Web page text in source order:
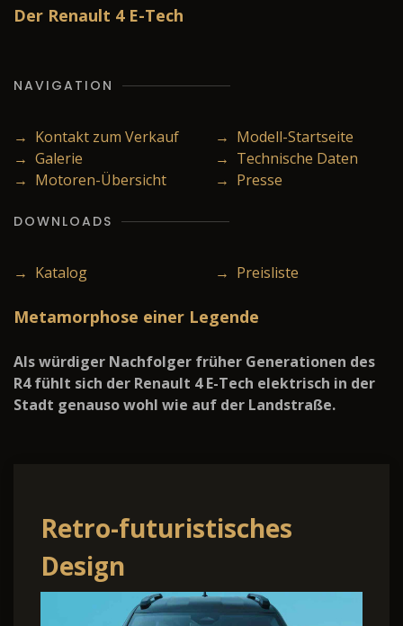
Der Renault 4 E-Tech
NAVIGATION
→ Kontakt zum Verkauf
→ Modell-Startseite
→ Galerie
→ Technische Daten
→ Motoren-Übersicht
→ Presse
DOWNLOADS
→ Katalog → Preisliste
Metamorphose einer Legende
Als würdiger Nachfolger früher Generationen des
R4 fühlt sich der Renault 4 E-Tech elektrisch in der
Stadt genauso wohl wie auf der Landstraße.
Retro-futuristisches
Design